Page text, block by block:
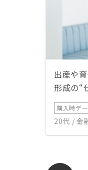
出産や
形成の“
購入時デ
20代 / 金